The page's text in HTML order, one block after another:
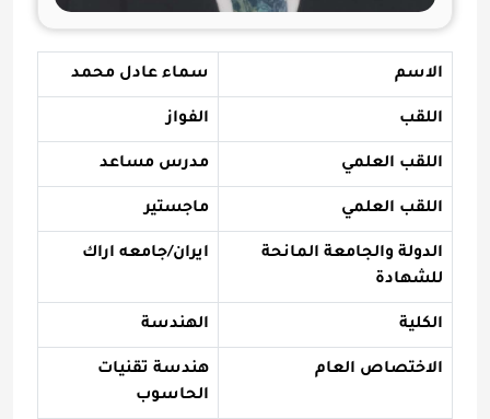
الاسم سماء عادل محمد
اللقب الفواز
اللقب العلمي مدرس مساعد
اللقب العلمي ماجستير
الدولة والجامعة المانحة
للشهادة
ايران/جامعه اراك
الكلية الهندسة
الاختصاص العام
هندسة تقنيات
الحاسوب